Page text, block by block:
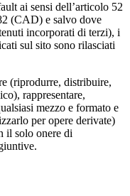
ai sensi dell’articolo 52
(CAD) e salvo dove
incorporati di terzi), i
sul sito sono rilasciati
(riprodurre, distribuire,
rappresentare,
mezzo e formato e
per opere derivate)
il solo onere di